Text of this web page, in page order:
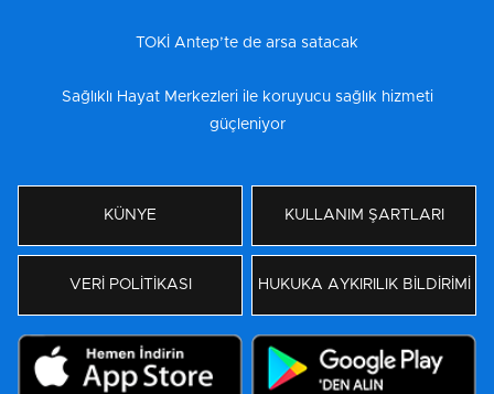
TOKİ Antep’te de arsa satacak
Sağlıklı Hayat Merkezleri ile koruyucu sağlık hizmeti
güçleniyor
KÜNYE KULLANIM ŞARTLARI
VERİ POLİTİKASI HUKUKA AYKIRILIK BİLDİRİMİ